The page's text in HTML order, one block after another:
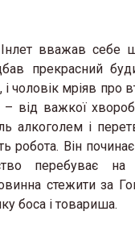
вважав себе
прекрасний
мріяв про
– від важкої
алкоголем і
робота. Він
перебуває
стежити за
боса і товариша.